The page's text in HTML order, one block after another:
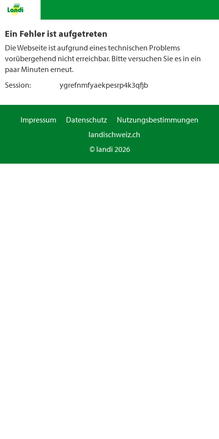
Ein Fehler ist aufgetreten
Die Webseite ist aufgrund eines technischen Problems
vorübergehend nicht erreichbar. Bitte versuchen Sie es in ein
paar Minuten erneut.
Session:
ygrefnmfyaekpesrp4k3qfjb
Impressum Datenschutz
Nutzungsbestimmungen
landischweiz.ch
© landi 2026